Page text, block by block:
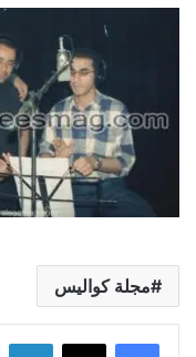
مجلة كواليس